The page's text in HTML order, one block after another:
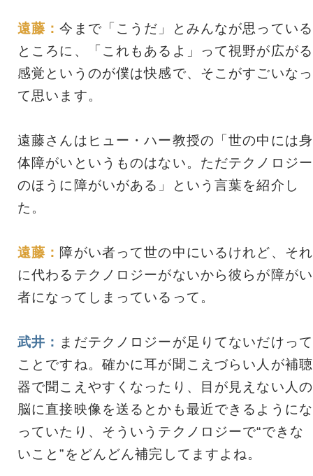
遠藤：今まで「こうだ」とみんなが思っている
ところに、「これもあるよ」って視野が広がる
感覚というのが僕は快感で、そこがすごいなっ
て思います。
遠藤さんはヒュー・ハー教授の「世の中には身
体障がいというものはない。ただテクノロジー
のほうに障がいがある」という言葉を紹介し
た。
遠藤： 障がい者って世の中にいるけれど、それ
に代わるテクノロジーがないから彼らが障がい
者になってしまっているって。
武井： まだテクノロジーが足りてないだけって
ことですね。確かに耳が聞こえづらい人が補聴
器で聞こえやすくなったり、目が見えない人の
脳に直接映像を送るとかも最近できるようにな
っていたり、そういうテクノロジーで“できな
いこと”をどんどん補完してますよね。